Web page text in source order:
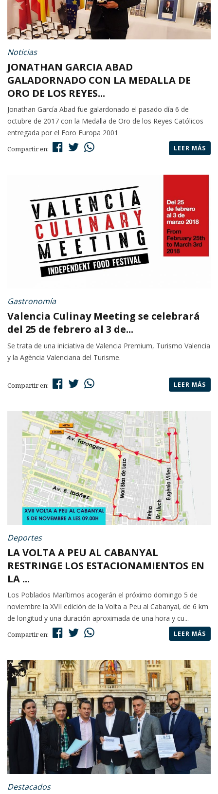
Noticias
JONATHAN GARCIA ABAD
GALADORNADO CON LA MEDALLA DE
ORO DE LOS REYES...
Jonathan García Abad fue galardonado el pasado día 6 de
octubre de 2017 con la Medalla de Oro de los Reyes Católicos
entregada por el Foro Europa 2001
Compartir en: LEER MÁS
Gastronomía
Valencia Culinay Meeting se celebrará
del 25 de febrero al 3 de...
Se trata de una iniciativa de Valencia Premium, Turismo Valencia
y la Agència Valenciana del Turisme.
Compartir en: LEER MÁS
Deportes
LA VOLTA A PEU AL CABANYAL
RESTRINGE LOS ESTACIONAMIENTOS EN
LA ...
Los Poblados Marítimos acogerán el próximo domingo 5 de
noviembre la XVII edición de la Volta a Peu al Cabanyal, de 6 km
de longitud y una duración aproximada de una hora y cu...
Compartir en: LEER MÁS
Destacados